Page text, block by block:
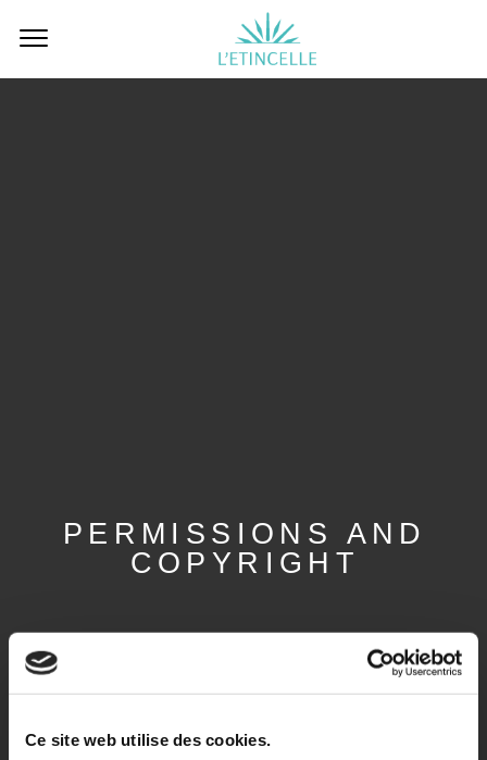
Ce site web utilise des cookies.
PERMISSIONS AND
COPYRIGHT